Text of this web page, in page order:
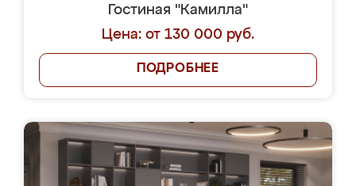
Гостиная "Камилла"
Цена: от 130 000 руб.
ПОДРОБНЕЕ